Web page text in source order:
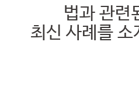
법과 관련
최신 사례를